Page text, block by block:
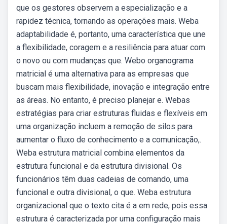
que os gestores observem a especialização e a
rapidez técnica, tornando as operações mais. Weba
adaptabilidade é, portanto, uma característica que une
a flexibilidade, coragem e a resiliência para atuar com
o novo ou com mudanças que. Webo organograma
matricial é uma alternativa para as empresas que
buscam mais flexibilidade, inovação e integração entre
as áreas. No entanto, é preciso planejar e. Webas
estratégias para criar estruturas fluidas e flexíveis em
uma organização incluem a remoção de silos para
aumentar o fluxo de conhecimento e a comunicação,.
Weba estrutura matricial combina elementos da
estrutura funcional e da estrutura divisional. Os
funcionários têm duas cadeias de comando, uma
funcional e outra divisional, o que. Weba estrutura
organizacional que o texto cita é a em rede, pois essa
estrutura é caracterizada por uma configuração mais